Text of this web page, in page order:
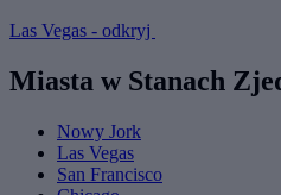
Las Vegas - odkryj
Miasta w Stanach
Nowy Jork
Las Vegas
San Francisco